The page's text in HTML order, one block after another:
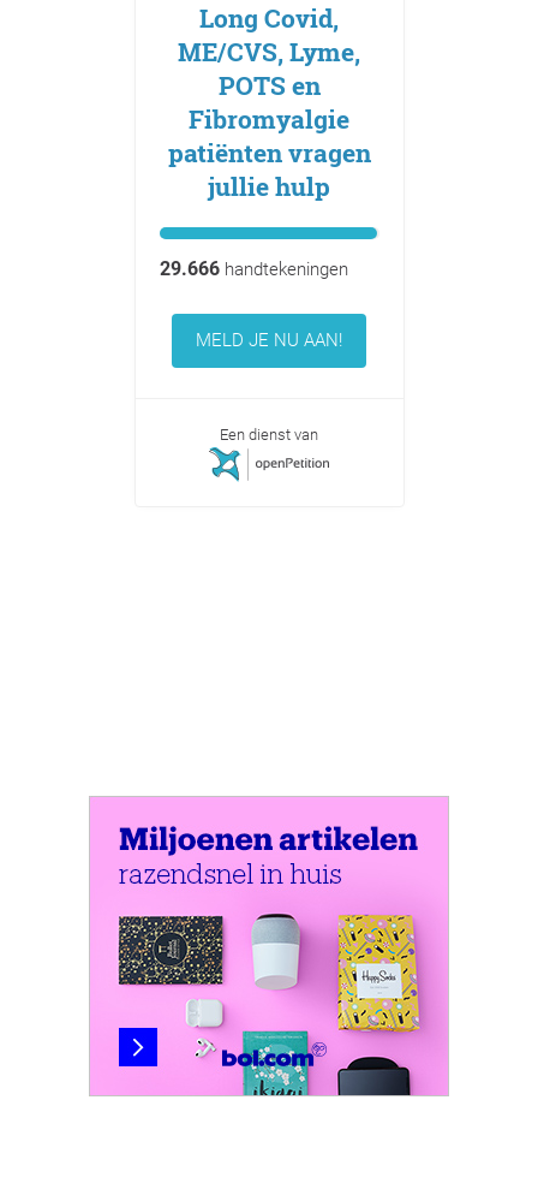
Long Covid,
ME/CVS, Lyme,
POTS en
Fibromyalgie
patiënten vragen
jullie hulp
29.666handtekeningen
MELD JE NU AAN!
Een dienst van